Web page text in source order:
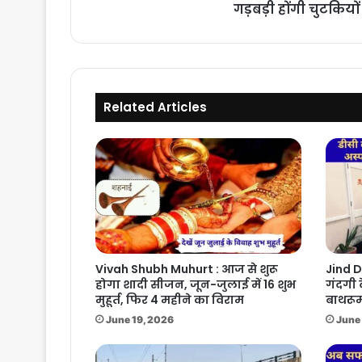
गड़बड़ी होंगी
Related Articles
Vivah Shubh Muhurt : आज से शुरू
होगा शादी सीजन, जून-जुलाई में 16 शुभ
मुहूर्त, फिर 4 महीने का विराम
June 19, 2026
Jind
गंदगी
June